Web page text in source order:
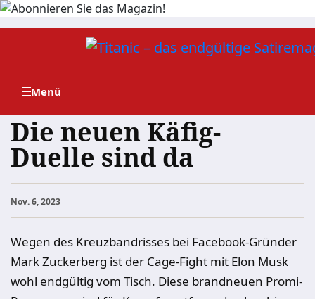
Zum
Die neuen Käfig-
Duelle sind da
Nov. 6, 2023
Wegen des Kreuzbandrisses bei Facebook-Gründer
Mark Zuckerberg ist der Cage-Fight mit Elon Musk
wohl endgültig vom Tisch. Diese brandneuen Promi-